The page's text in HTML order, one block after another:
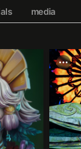
media